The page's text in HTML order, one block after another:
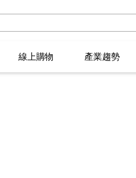
頒獎典禮
精品獎得主 精品專欄
大玩家 366
線上購物 產業趨勢
市調報告 頒獎典禮
精品獎得主 精品專欄
大玩家 366
線上購物 產業趨勢
市調報告